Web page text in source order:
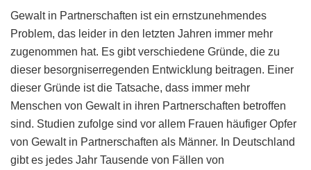
Gewalt in Partnerschaften ist ein ernstzunehmendes
Problem, das leider in den letzten Jahren immer mehr
zugenommen hat. Es gibt verschiedene Gründe, die zu
dieser besorgniserregenden Entwicklung beitragen. Einer
dieser Gründe ist die Tatsache, dass immer mehr
Menschen von Gewalt in ihren Partnerschaften betroffen
sind. Studien zufolge sind vor allem Frauen häufiger Opfer
von Gewalt in Partnerschaften als Männer. In Deutschland
gibt es jedes Jahr Tausende von Fällen von